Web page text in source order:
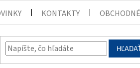
KONTAKTY